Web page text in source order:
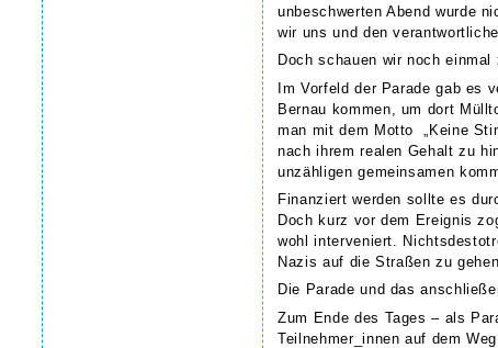
unbeschwerten Abend wurde
wir uns und den
Doch schauen wir noch
Im Vorfeld der Parade gab es
Bernau kommen, um dort
man mit dem Motto ­ „Keine
nach ihrem realen Gehalt zu
unzähligen gemeinsamen
Finanziert werden sollte es
Doch kurz vor dem Ereignis
wohl interveniert.
Nazis auf die Straßen zu
Die Parade und das
Zum Ende des Tages – als
Teilnehmer_innen auf dem